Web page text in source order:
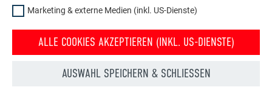
Marketing & externe Medien (inkl. US-Dienste)
ALLE COOKIES AKZEPTIEREN (INKL. US-DIENSTE)
AUSWAHL SPEICHERN & SCHLIESSEN